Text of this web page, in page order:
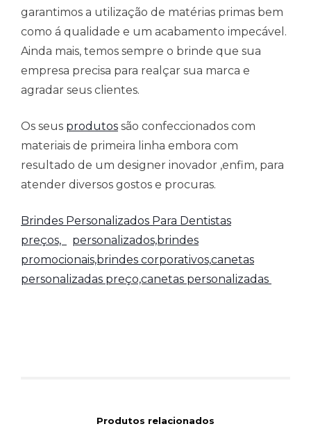
garantimos a utilização de matérias primas bem
como á qualidade e um acabamento impecável.
Ainda mais, temos sempre o brinde que sua
empresa precisa para realçar sua marca e
agradar seus clientes.
Os seus produtos são confeccionados com
materiais de primeira linha embora com
resultado de um designer inovador ,enfim, para
atender diversos gostos e procuras.
Brindes Personalizados Para Dentistas
preços,
personalizados,brindes
promocionais,brindes corporativos,canetas
personalizadas preço,canetas personalizadas
Produtos relacionados